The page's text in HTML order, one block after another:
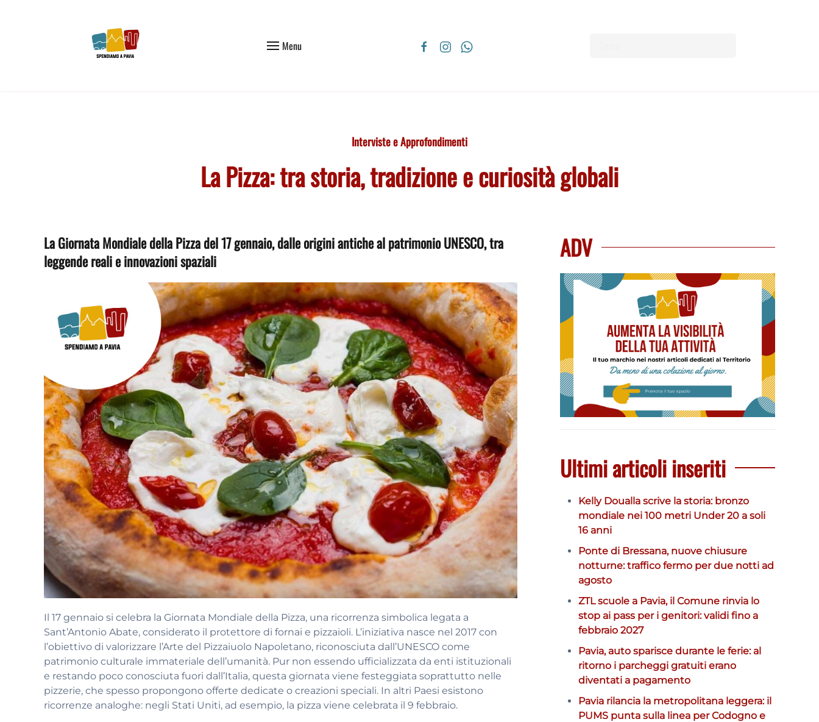
Skip to main content
Menu
Interviste e Approfondimenti
La Pizza: tra storia, tradizione e curiosità globali
La Giornata Mondiale della Pizza del 17 gennaio, dalle origini antiche al patrimonio UNESCO, tra
leggende reali e innovazioni spaziali
Il 17 gennaio si celebra la Giornata Mondiale della Pizza, una ricorrenza simbolica legata a
Sant’Antonio Abate, considerato il protettore di fornai e pizzaioli. L’iniziativa nasce nel 2017 con
l’obiettivo di valorizzare l’Arte del Pizzaiuolo Napoletano, riconosciuta dall’UNESCO come
patrimonio culturale immateriale dell’umanità. Pur non essendo ufficializzata da enti istituzionali
e restando poco conosciuta fuori dall’Italia, questa giornata viene festeggiata soprattutto nelle
pizzerie, che spesso propongono offerte dedicate o creazioni speciali. In altri Paesi esistono
ricorrenze analoghe: negli Stati Uniti, ad esempio, la pizza viene celebrata il 9 febbraio.
ADV
Ultimi articoli inseriti
Kelly Doualla scrive la storia: bronzo
mondiale nei 100 metri Under 20 a soli
16 anni
Ponte di Bressana, nuove chiusure
notturne: traffico fermo per due notti ad
agosto
ZTL scuole a Pavia, il Comune rinvia lo
stop ai pass per i genitori: validi fino a
febbraio 2027
Pavia, auto sparisce durante le ferie: al
ritorno i parcheggi gratuiti erano
diventati a pagamento
Pavia rilancia la metropolitana leggera: il
PUMS punta sulla linea per Codogno e